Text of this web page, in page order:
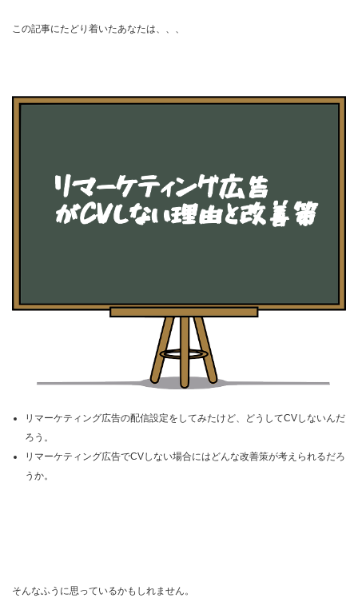
この記事にたどり着いたあなたは、、、
リマーケティング広告の配信設定をしてみたけど、どうしてCVしないんだ
ろう。
リマーケティング広告でCVしない場合にはどんな改善策が考えられるだろ
うか。
そんなふうに思っているかもしれません。